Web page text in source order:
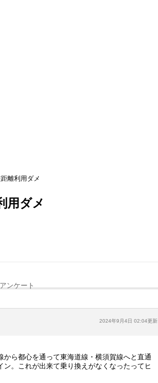
離利用ダメ
用ダメ
アンケート
2024年9月4日 02:04更新
から都心を通って東海道線・横須賀線へと直通
ン。これが出来て乗り換えがなくなったってヒ